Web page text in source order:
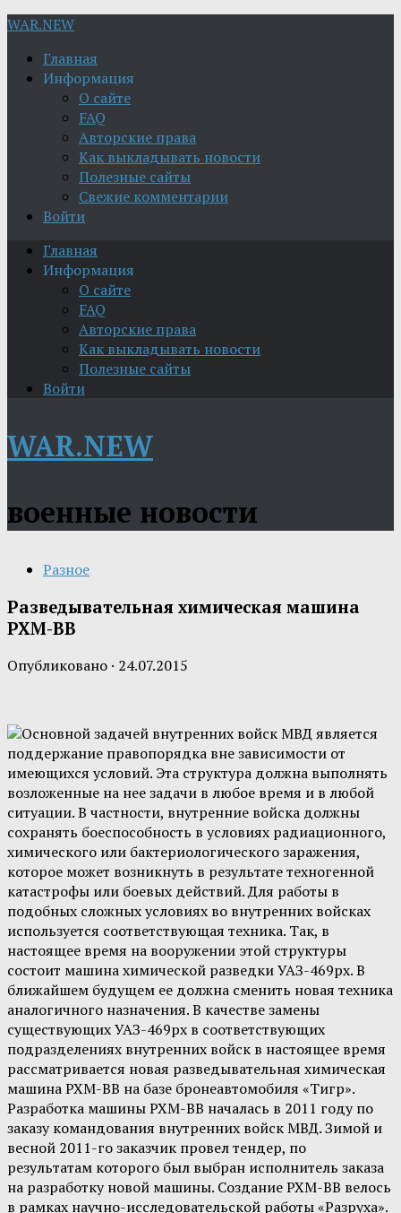
WAR.NEW
Главная
Информация
О сайте
FAQ
Авторские права
Как выкладывать новости
Полезные сайты
Свежие комментарии
Войти
Главная
Информация
О сайте
FAQ
Авторские права
Как выкладывать новости
Полезные сайты
Войти
WAR.NEW
военные новости
Разное
Разведывательная химическая машина
РХМ-ВВ
Опубликовано · 24.07.2015
Основной задачей внутренних войск МВД является
поддержание правопорядка вне зависимости от
имеющихся условий. Эта структура должна выполнять
возложенные на нее задачи в любое время и в любой
ситуации. В частности, внутренние войска должны
сохранять боеспособность в условиях радиационного,
химического или бактериологического заражения,
которое может возникнуть в результате техногенной
катастрофы или боевых действий. Для работы в
подобных сложных условиях во внутренних войсках
используется соответствующая техника. Так, в
настоящее время на вооружении этой структуры
состоит машина химической разведки УАЗ-469рх. В
ближайшем будущем ее должна сменить новая техника
аналогичного назначения. В качестве замены
существующих УАЗ-469рх в соответствующих
подразделениях внутренних войск в настоящее время
рассматривается новая разведывательная химическая
машина РХМ-ВВ на базе бронеавтомобиля «Тигр».
Разработка машины РХМ-ВВ началась в 2011 году по
заказу командования внутренних войск МВД. Зимой и
весной 2011-го заказчик провел тендер, по
результатам которого был выбран исполнитель заказа
на разработку новой машины. Создание РХМ-ВВ велось
в рамках научно-исследовательской работы «Разруха».